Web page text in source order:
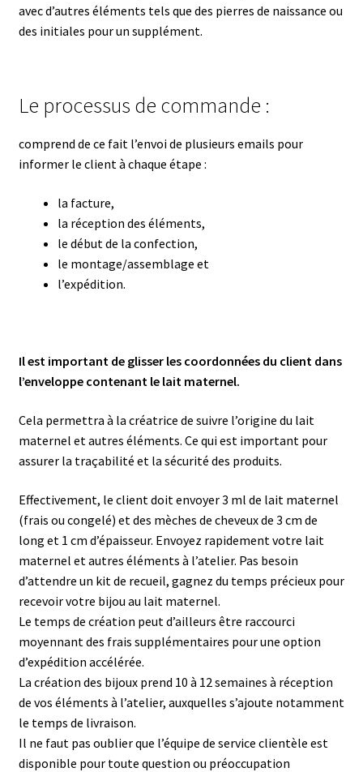
avec d’autres éléments tels que des pierres de naissance ou
des initiales pour un supplément.
Le processus de commande :
comprend de ce fait l’envoi de plusieurs emails pour
informer le client à chaque étape :
la facture,
la réception des éléments,
le début de la confection,
le montage/assemblage et
l’expédition.
Il est important de glisser les coordonnées du client dans
l’enveloppe contenant le lait maternel.
Cela permettra à la créatrice de suivre l’origine du lait
maternel et autres éléments. Ce qui est important pour
assurer la traçabilité et la sécurité des produits.
Effectivement, le client doit envoyer 3 ml de lait maternel
(frais ou congelé) et des mèches de cheveux de 3 cm de
long et 1 cm d’épaisseur. Envoyez rapidement votre lait
maternel et autres éléments à l’atelier. Pas besoin
d’attendre un kit de recueil, gagnez du temps précieux pour
recevoir votre bijou au lait maternel.
Le temps de création peut d’ailleurs être raccourci
moyennant des frais supplémentaires pour une option
d’expédition accélérée.
La création des bijoux prend 10 à 12 semaines à réception
de vos éléments à l’atelier, auxquelles s’ajoute notamment
le temps de livraison.
Il ne faut pas oublier que l’équipe de service clientèle est
disponible pour toute question ou préoccupation